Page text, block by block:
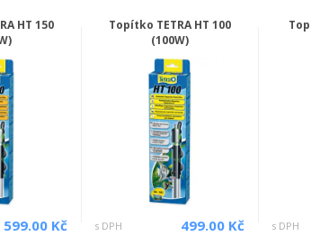
HT 150
599.00 Kč
Topítko TETRA HT 100
(100W)
s DPH 499.00 Kč s DPH